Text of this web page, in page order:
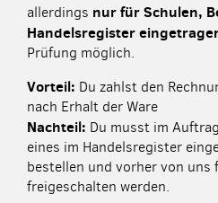
allerdings nur für Schulen,
Handelsregister
Prüfung möglich.
Vorteil: Du zahlst den
nach Erhalt der Ware
Nachteil: Du musst im
eines im Handelsregister
bestellen und vorher von uns
freigeschalten werden.